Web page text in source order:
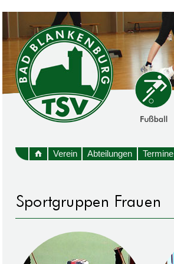
Verein Abteilungen Termine